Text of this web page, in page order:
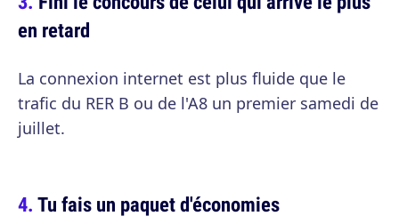
en retard
La connexion internet est plus fluide que le
trafic du RER B ou de l'A8 un premier samedi de
juillet.
Tu fais un paquet d'économies